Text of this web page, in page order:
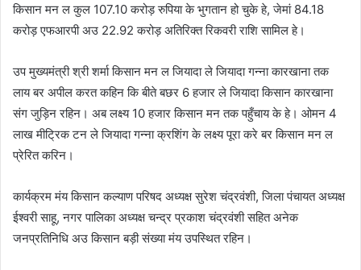
किसान मन ल कुल 107.10 करोड़ रुपिया के भुगतान हो चुके हे, जेमां 84.18
करोड़ एफआरपी अउ 22.92 करोड़ अतिरिक्त रिकवरी राशि सामिल हे।
उप मुख्यमंत्री श्री शर्मा किसान मन ल जियादा ले जियादा गन्ना कारखाना तक
लाय बर अपील करत कहिन कि बीते बछर 6 हजार ले जियादा किसान कारखाना
संग जुड़िन रहिन। अब लक्ष्य 10 हजार किसान मन तक पहुँचाय के हे। ओमन 4
लाख मीट्रिक टन ले जियादा गन्ना क्रशिंग के लक्ष्य पूरा करे बर किसान मन ल
प्रेरित करिन।
कार्यक्रम मंय किसान कल्याण परिषद अध्यक्ष सुरेश चंद्रवंशी, जिला पंचायत अध्यक्ष
ईश्वरी साहू, नगर पालिका अध्यक्ष चन्द्र प्रकाश चंद्रवंशी सहित अनेक
जनप्रतिनिधि अउ किसान बड़ी संख्या मंय उपस्थित रहिन।